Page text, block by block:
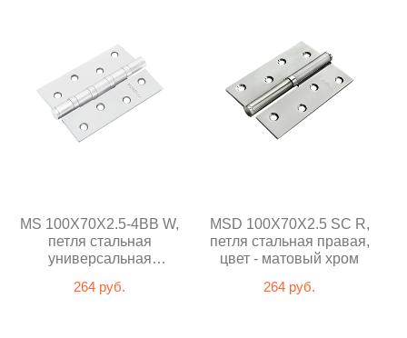
MS 100X70X2.5-4BB W,
петля стальная
универсальная
264 руб.
MSD 100X70X2.5 SC R,
петля стальная правая,
цвет - матовый хром
264 руб.